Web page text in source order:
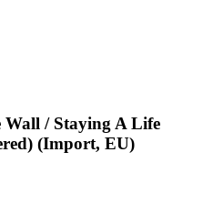
Wall / Staying A Life
(Import, EU)